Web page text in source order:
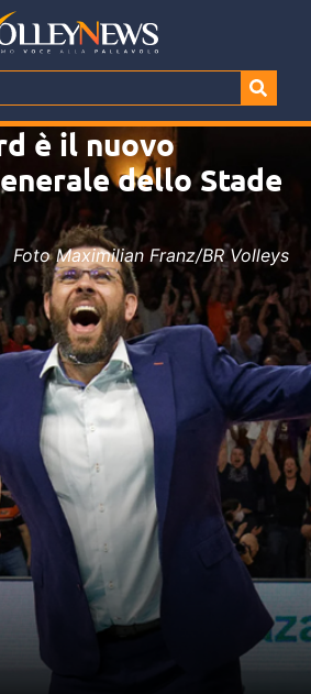
è il nuovo
dello Stade
Foto Maximilian Franz/BR Volleys